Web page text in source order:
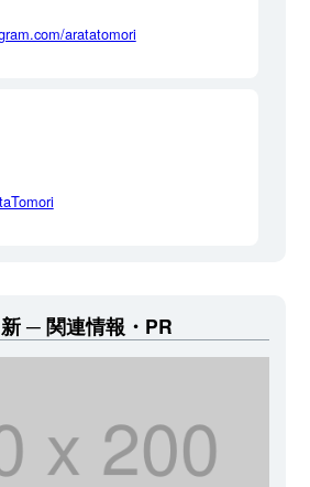
aratatomori
関連情報・PR